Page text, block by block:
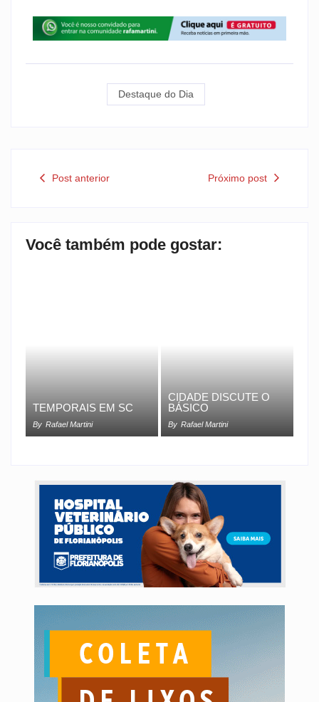
Destaque do Dia
Post anterior Próximo post
Você também pode gostar:
TEMPORAIS EM SC
By Rafael Martini
CIDADE DISCUTE O
BÁSICO
By Rafael Martini